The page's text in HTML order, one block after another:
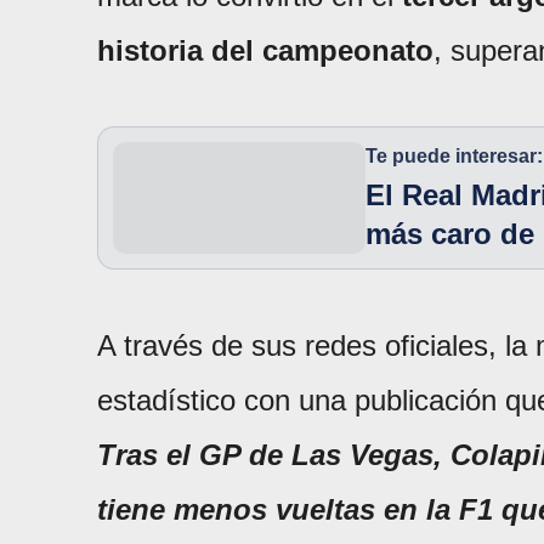
historia del campeonato,
Te puede interesar:
El Real
más caro
A través de sus redes oficiales, la
estadístico con una publicación
Tras el GP de Las Vegas,
tiene menos vueltas en la F1